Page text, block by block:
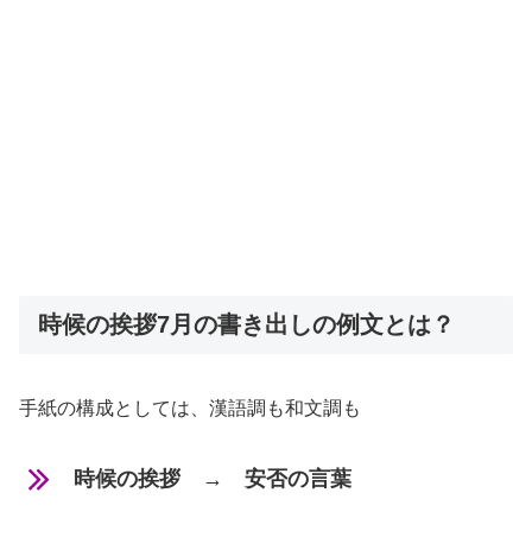
時候の挨拶7月の書き出しの例文とは？
手紙の構成としては、漢語調も和文調も
時候の挨拶 → 安否の言葉